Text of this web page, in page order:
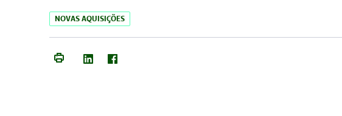
NOVAS AQUISIÇÕES